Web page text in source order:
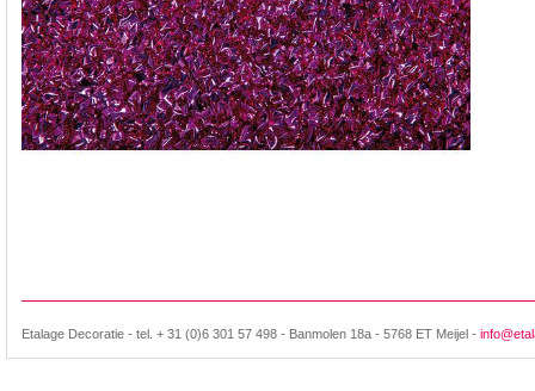
Etalage Decoratie - tel. + 31 (0)6 301 57 498 - Banmolen 18a - 5768 ET Meijel -